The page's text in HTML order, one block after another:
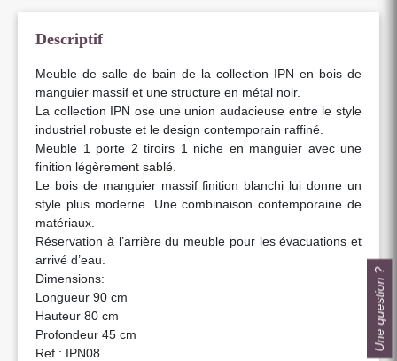
Descriptif
Meuble de salle de bain de la collection IPN en bois de
manguier massif et une structure en métal noir.
La collection IPN ose une union audacieuse entre le style
industriel robuste et le design contemporain raffiné.
Meuble 1 porte 2 tiroirs 1 niche en manguier avec une
finition légèrement sablé.
Le bois de manguier massif finition blanchi lui donne un
style plus moderne. Une combinaison contemporaine de
matériaux.
Réservation à l’arrière du meuble pour les évacuations et
arrivé d’eau.
Dimensions:
Longueur 90 cm
Hauteur 80 cm
Profondeur 45 cm
Ref : IPN08
Une question ?